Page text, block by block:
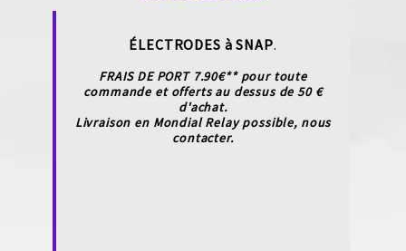
ÉLECTRODES à SNAP.
FRAIS DE PORT 7.90€** pour toute
commande et offerts au dessus de 50 €
d'achat.
Livraison en Mondial Relay possible, nous
contacter.